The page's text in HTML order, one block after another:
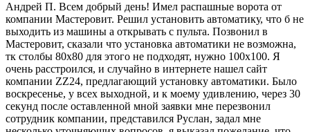
Андрей П. Всем добрый день! Имел распашные ворота от
компании Мастеровит. Решил установить автоматику, что б не
выходить из машины а открывать с пульта. Позвонил в
Мастеровит, сказали что установка автоматики не возможна,
тк столбы 80х80 для этого не подходят, нужно 100х100. Я
очень расстроился, и случайно в интернете нашел сайт
компании ZZ24, предлагающий установку автоматики. Было
воскресенье, у всех выходной, и к моему удивлению, через 30
секунд после оставленной мной заявки мне перезвонил
сотрудник компании, представился Руслан, задал мне